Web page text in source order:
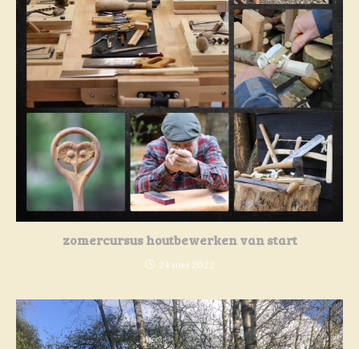
zomercursus houtbewerken van start
24 mei 2022